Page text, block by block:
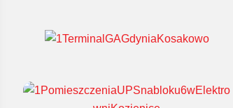
The IB College
Terminal GA Gdynia Kosakowo